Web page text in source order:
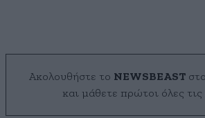
Ακολουθήστε το NEWSBEAST στο
και μάθετε πρώτοι όλες τις